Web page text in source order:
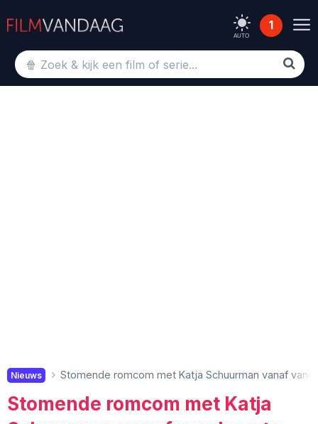
AUTO
1
Nieuws Stomende romcom met Katja Schuurman vanaf
Stomende romcom met Katja